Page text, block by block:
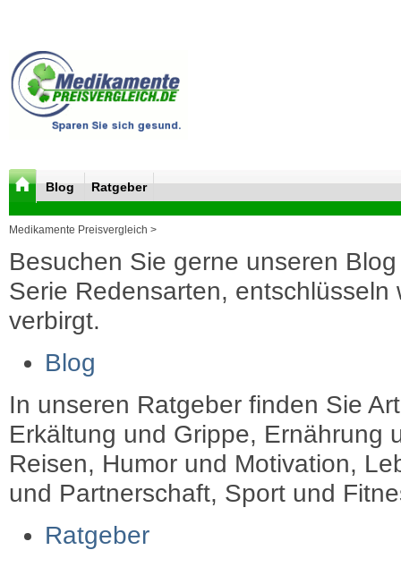
Blog Ratgeber
Medikamente Preisvergleich >
Besuchen Sie gerne unseren
Serie Redensarten, entschlüsseln
verbirgt.
Blog
In unseren Ratgeber finden Sie
Erkältung und Grippe, Ernährung
Reisen, Humor und Motivation,
und Partnerschaft, Sport und
Ratgeber